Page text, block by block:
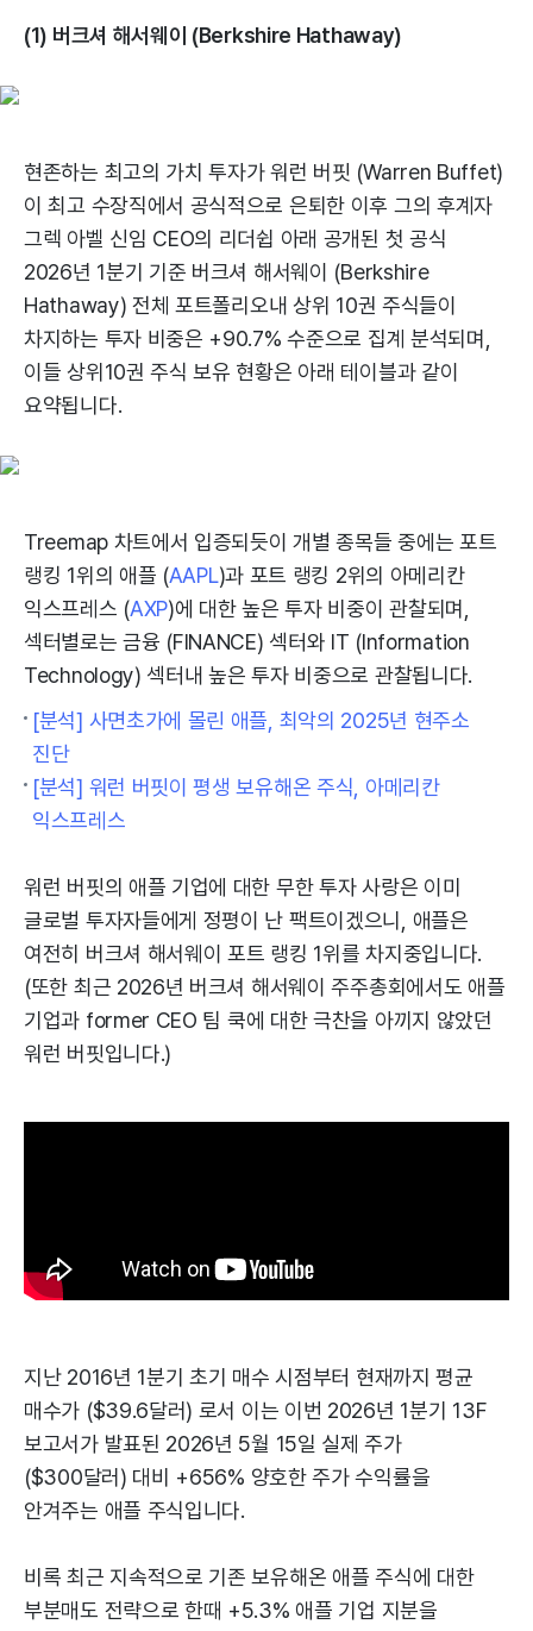
(1) 버크셔 해서웨이 (Berkshire Hathaway)
현존하는 최고의 가치 투자가 워런 버핏 (Warren Buffet)
이 최고 수장직에서 공식적으로 은퇴한 이후 그의 후계자
그렉 아벨 신임 CEO의 리더쉽 아래 공개된 첫 공식
2026년 1분기 기준 버크셔 해서웨이 (Berkshire
Hathaway) 전체 포트폴리오내 상위 10권 주식들이
차지하는 투자 비중은 +90.7% 수준으로 집계 분석되며,
이들 상위10권 주식 보유 현황은 아래 테이블과 같이
요약됩니다.
Treemap 차트에서 입증되듯이 개별 종목들 중에는 포트
랭킹 1위의 애플 (AAPL)과 포트 랭킹 2위의 아메리칸
익스프레스 (AXP)에 대한 높은 투자 비중이 관찰되며,
섹터별로는 금융 (FINANCE) 섹터와 IT (Information
Technology) 섹터내 높은 투자 비중으로 관찰됩니다.
[분석] 사면초가에 몰린 애플, 최악의 2025년 현주소
진단
[분석] 워런 버핏이 평생 보유해온 주식, 아메리칸
익스프레스
워런 버핏의 애플 기업에 대한 무한 투자 사랑은 이미
글로벌 투자자들에게 정평이 난 팩트이겠으니, 애플은
여전히 버크셔 해서웨이 포트 랭킹 1위를 차지중입니다.
(또한 최근 2026년 버크셔 해서웨이 주주총회에서도 애플
기업과 former CEO 팀 쿡에 대한 극찬을 아끼지 않았던
워런 버핏입니다.)
지난 2016년 1분기 초기 매수 시점부터 현재까지 평균
매수가 ($39.6달러) 로서 이는 이번 2026년 1분기 13F
보고서가 발표된 2026년 5월 15일 실제 주가
($300달러) 대비 +656% 양호한 주가 수익률을
안겨주는 애플 주식입니다.
비록 최근 지속적으로 기존 보유해온 애플 주식에 대한
부분매도 전략으로 한때 +5.3% 애플 기업 지분을